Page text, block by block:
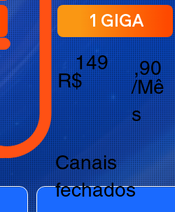
/Mê
s
,90
149
R$
1 GIGA
Canais
fechados